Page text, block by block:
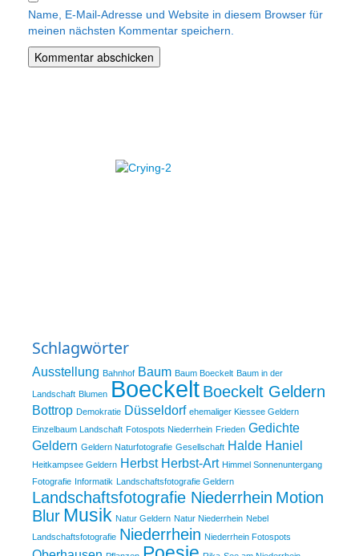
Name, E-Mail-Adresse und Website in diesem Browser für
meinen nächsten Kommentar speichern.
Schlagwörter
Ausstellung Bahnhof Baum Baum Boeckelt Baum in der
Landschaft Blumen Boeckelt Boeckelt Geldern
Bottrop Demokratie Düsseldorf ehemaliger Kiessee Geldern
Einzelbaum Landschaft Fotospots Niederrhein Frieden Gedichte
Geldern Geldern Naturfotografie Gesellschaft Halde Haniel
Heitkampsee Geldern Herbst Herbst-Art Himmel Sonnenuntergang
Fotografie Informatik Landschaftsfotografie Geldern
Landschaftsfotografie Niederrhein Motion
Blur Musik Natur Geldern Natur Niederrhein Nebel
Landschaftsfotografie Niederrhein Niederrhein Fotospots